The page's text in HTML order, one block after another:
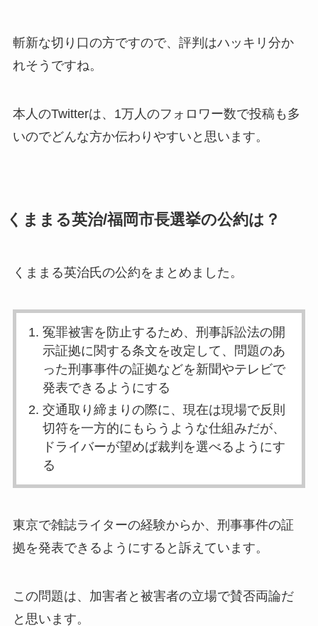
斬新な切り口の方ですので、評判はハッキリ分か
れそうですね。
本人のTwitterは、1万人のフォロワー数で投稿も多
いのでどんな方か伝わりやすいと思います。
くままる英治/福岡市長選挙の公約は？
くままる英治氏の公約をまとめました。
冤罪被害を防止するため、刑事訴訟法の開
示証拠に関する条文を改定して、問題のあ
った刑事事件の証拠などを新聞やテレビで
発表できるようにする
交通取り締まりの際に、現在は現場で反則
切符を一方的にもらうような仕組みだが、
ドライバーが望めば裁判を選べるようにす
る
東京で雑誌ライターの経験からか、刑事事件の証
拠を発表できるようにすると訴えています。
この問題は、加害者と被害者の立場で賛否両論だ
と思います。